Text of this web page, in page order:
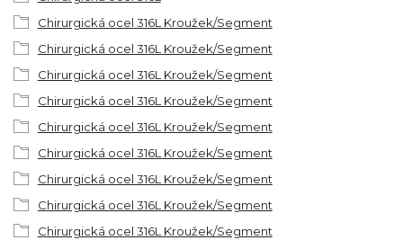
Chirurgická ocel 316L Kroužek/Segment
Chirurgická ocel 316L Kroužek/Segment
Chirurgická ocel 316L Kroužek/Segment
Chirurgická ocel 316L Kroužek/Segment
Chirurgická ocel 316L Kroužek/Segment
Chirurgická ocel 316L Kroužek/Segment
Chirurgická ocel 316L Kroužek/Segment
Chirurgická ocel 316L Kroužek/Segment
Chirurgická ocel 316L Kroužek/Segment